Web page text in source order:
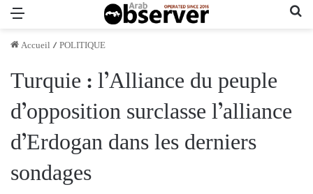
Accueil /POLITIQUE
Turquie : l’Alliance du peuple
d’opposition surclasse l’alliance
d’Erdogan dans les derniers
sondages